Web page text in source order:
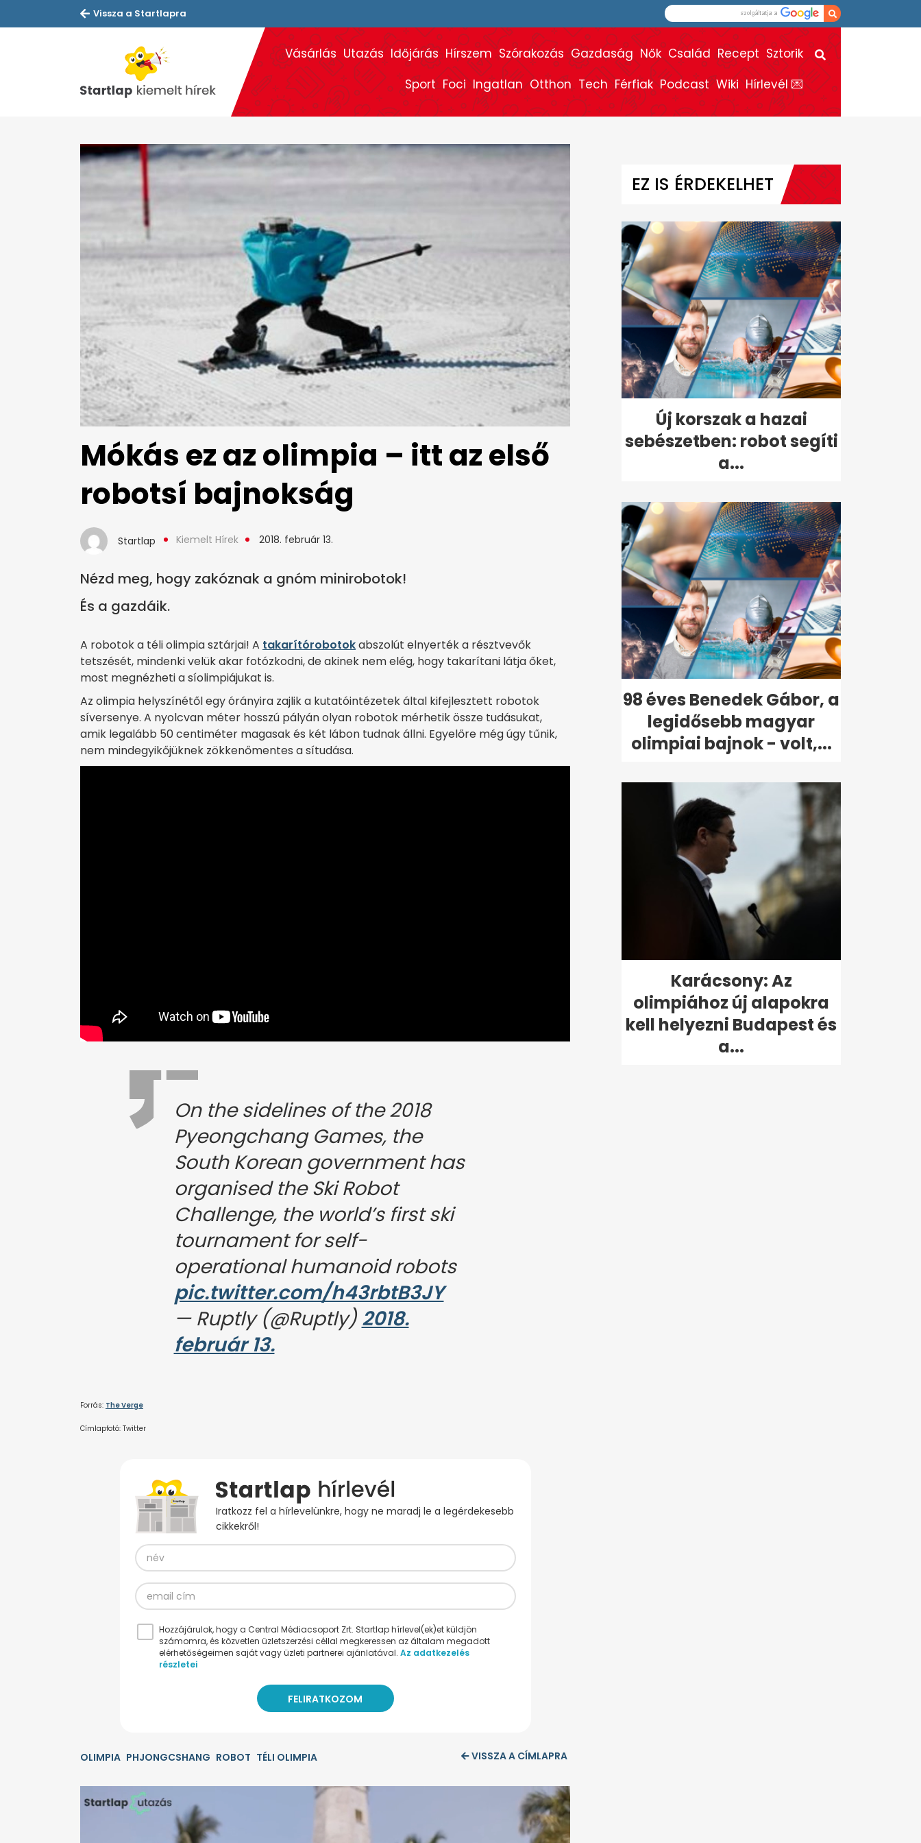
Vissza a Startlapra
Vásárlás Utazás Időjárás Hírszem Szórakozás Gazdaság Nők Család Recept Sztorik
Sport Foci Ingatlan Otthon Tech Férfiak Podcast Wiki Hírlevél 💌
Mókás ez az olimpia – itt az első
robotsí bajnokság
Startlap Kiemelt Hírek 2018. február 13.
Nézd meg, hogy zakóznak a gnóm minirobotok!
És a gazdáik.
A robotok a téli olimpia sztárjai! A takarítórobotokabszolút elnyerték a résztvevők
tetszését, mindenki velük akar fotózkodni, de akinek nem elég, hogy takarítani látja őket,
most megnézheti a síolimpiájukat is.
Az olimpia helyszínétől egy órányira zajlik a kutatóintézetek által kifejlesztett robotok
síversenye. A nyolcvan méter hosszú pályán olyan robotok mérhetik össze tudásukat,
amik legalább 50 centiméter magasak és két lábon tudnak állni. Egyelőre még úgy tűnik,
nem mindegyikőjüknek zökkenőmentes a sítudása.
On the sidelines of the 2018
Pyeongchang Games, the
South Korean government has
organised the Ski Robot
Challenge, the world’s first ski
tournament for self-
operational humanoid robots
pic.twitter.com/h43rbtB3JY
— Ruptly (@Ruptly) 2018.
február 13.
Forrás: The Verge
Címlapfotó: Twitter
Iratkozz fel a hírlevelünkre, hogy ne maradj le a legérdekesebb
cikkekről!
Hozzájárulok, hogy a Central Médiacsoport Zrt. Startlap hírlevel(ek)et küldjön
számomra, és közvetlen üzletszerzési céllal megkeressen az általam megadott
elérhetőségeimen saját vagy üzleti partnerei ajánlatával. Az adatkezelés
részletei
OLIMPIA PHJONGCSHANG ROBOT TÉLI OLIMPIA VISSZA A CÍMLAPRA
EZ IS ÉRDEKELHET
Új korszak a hazai
sebészetben: robot segíti
a...
98 éves Benedek Gábor, a
legidősebb magyar
olimpiai bajnok - volt,...
Karácsony: Az
olimpiához új alapokra
kell helyezni Budapest és
a...